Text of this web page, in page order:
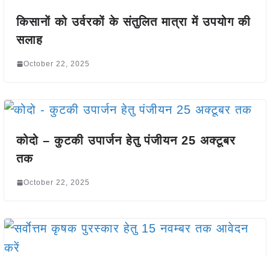
किसानों को उर्वरकों के संतुलित मात्रा में उपयोग की
सलाह
October 22, 2025
कोदो – कुटकी उपार्जन हेतु पंजीयन 25 अक्टूबर
तक
October 22, 2025